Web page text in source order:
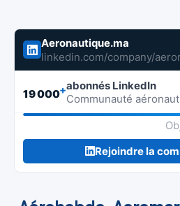
Aeronautique.ma
linkedin.com/company/
19 000+abonnés LinkedIn
Communauté
Rejoindre la